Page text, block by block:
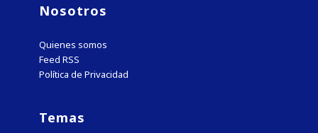
Nosotros
Quienes somos
Feed RSS
Política de Privacidad
Temas